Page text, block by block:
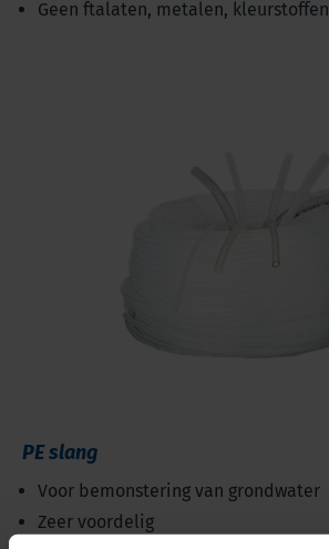
Geen ftalaten, metalen, kleurstoffen
PE slang
Voor bemonstering van grondwater
Zeer voordelig